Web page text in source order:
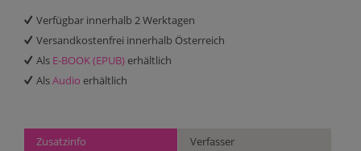
Verfügbar innerhalb 2 Werktagen
Versandkostenfrei innerhalb Österreich
Als E-BOOK (EPUB) erhältlich
AlsAudio erhältlich
Zusatzinfo
Verfasser